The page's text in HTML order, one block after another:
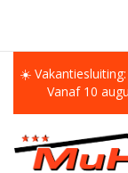
☀️
Vanaf 10